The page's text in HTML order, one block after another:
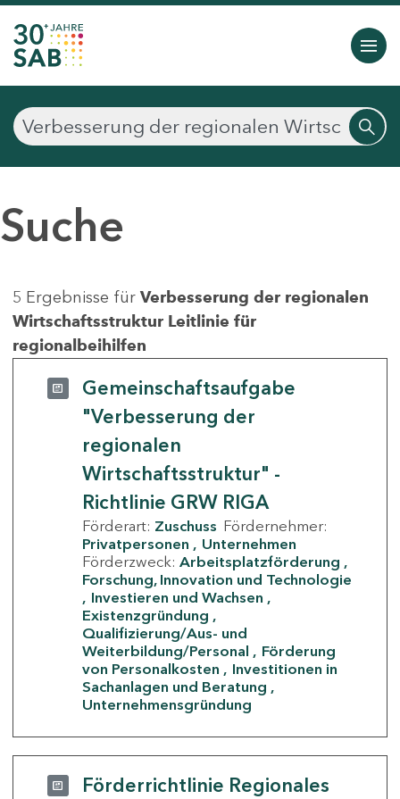
Suche
5 Ergebnisse für Verbesserung der regionalen
Wirtschaftsstruktur Leitlinie für
regionalbeihilfen
Gemeinschaftsaufgabe
"Verbesserung der
regionalen
Wirtschaftsstruktur" -
Richtlinie GRW RIGA
Förderart: Zuschuss Fördernehmer:
Privatpersonen
Unternehmen
Förderzweck: Arbeitsplatzförderung
Forschung, Innovation und Technologie
Investieren und Wachsen
Existenzgründung
Qualifizierung/Aus- und
Weiterbildung/Personal
Förderung
von Personalkosten
Investitionen in
Sachanlagen und Beratung
Unternehmensgründung
Förderrichtlinie Regionales